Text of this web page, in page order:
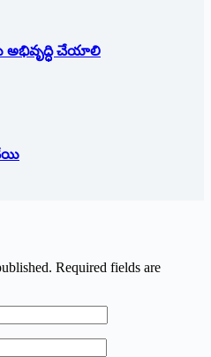
అభివృద్ధి చేయాలి
Required fields are